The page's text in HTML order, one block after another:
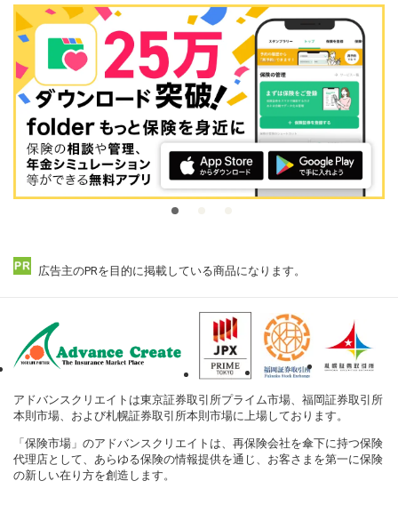
広告主のPRを目的に掲載している商品になります。
アドバンスクリエイトは東京証券取引所プライム市場、福岡証券取引所
本則市場、および札幌証券取引所本則市場に上場しております。
「保険市場」のアドバンスクリエイトは、再保険会社を傘下に持つ保険
代理店として、あらゆる保険の情報提供を通じ、お客さまを第一に保険
の新しい在り方を創造します。